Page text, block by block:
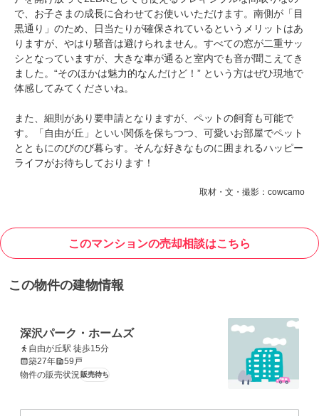
で、お子さまの成長に合わせてお使いいただけます。南側が「目
黒通り」のため、日当たりが確保されているというメリットはあ
りますが、やはり騒音は避けられません。すべての窓が二重サッ
シとなっていますが、大きな車が通ると室内でも音が聞こえてき
ました。“そのほかは魅力的なんだけど！” という方はぜひ現地で
体感してみてくださいね。
また、細則があり要申請となりますが、ペットの飼育も可能で
す。「自由が丘」といい関係を保ちつつ、可愛いお部屋でペット
とともにのびのび暮らす。そんな好きなものに囲まれるハッピー
ライフがお待ちしております！
取材・文・撮影：cowcamo
このマンションの売却相談はこちら
この物件の建物情報
深沢パーク・ホームズ
自由が丘駅 徒歩15分
築27年
59戸
物件の販売状況 販売待ち